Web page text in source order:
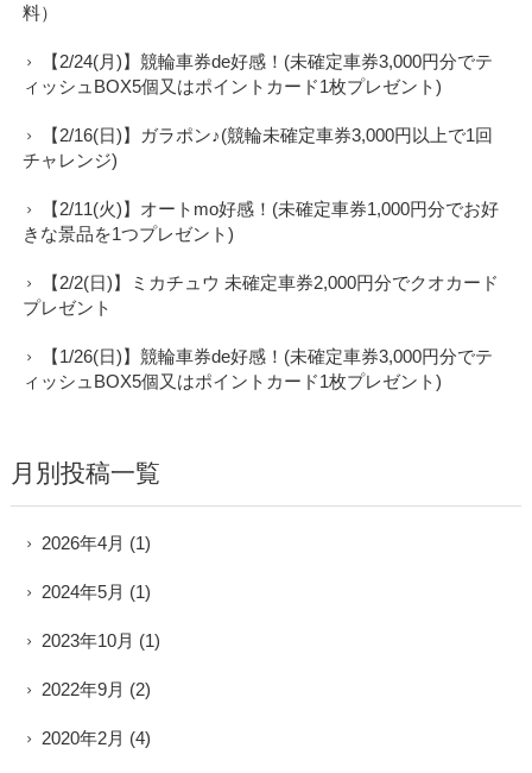
料）
【2/24(月)】競輪車券de好感！(未確定車券3,000円分でテ
ィッシュBOX5個又はポイントカード1枚プレゼント)
【2/16(日)】ガラポン♪(競輪未確定車券3,000円以上で1回
チャレンジ)
【2/11(火)】オートmo好感！(未確定車券1,000円分でお好
きな景品を1つプレゼント)
【2/2(日)】ミカチュウ 未確定車券2,000円分でクオカード
プレゼント
【1/26(日)】競輪車券de好感！(未確定車券3,000円分でテ
ィッシュBOX5個又はポイントカード1枚プレゼント)
月別投稿一覧
2026年4月 (1)
2024年5月 (1)
2023年10月 (1)
2022年9月 (2)
2020年2月 (4)